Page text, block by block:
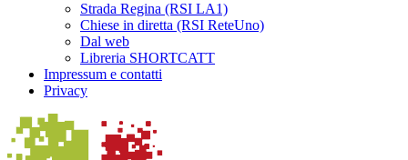
Strada Regina (RSI LA1)
Chiese in diretta (RSI ReteUno)
Dal web
Libreria SHORTCATT
Impressum e contatti
Privacy